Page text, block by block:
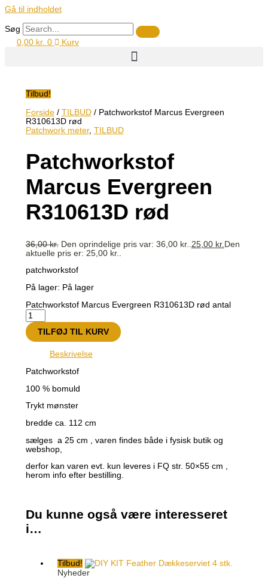
Gå til indholdet
Søg
0,00 kr. 0 Kurv
Tilbud!
Forside/ TILBUD/ Patchworkstof Marcus Evergreen
R310613D rød
Patchwork meter, TILBUD
Patchworkstof
Marcus Evergreen
R310613D rød
36,00kr. Den oprindelige pris var: 36,00 kr.. 25,00 kr. Den
aktuelle pris er: 25,00 kr..
patchworkstof
På lager: På lager
Patchworkstof Marcus Evergreen R310613D rød antal
TILFØJ TIL KURV
Beskrivelse
Patchworkstof
100 % bomuld
Trykt mønster
bredde ca. 112 cm
sælges a 25 cm , varen findes både i fysisk butik og
webshop,
derfor kan varen evt. kun leveres i FQ str. 50×55 cm ,
herom info efter bestilling.
Du kunne også være interesseret
i…
Tilbud!
Nyheder